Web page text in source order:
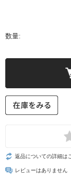
数量:
返品についての詳細は
レビューはありません